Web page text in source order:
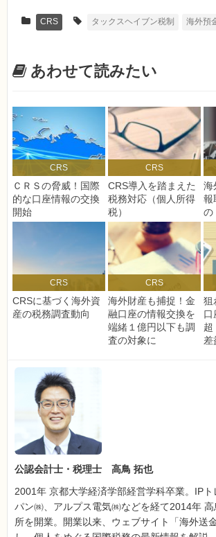
CRS タックスヘイブン税制 海外預
あわせて読みたい
CRS
ＣＲＳの脅威！国際
的な口座情報の交換
開始
CRS
CRS導入を踏まえた
税務対応（個人所得
税）
海
報
の
CRS
CRSに基づく海外資
産の税務調査動向
CRS
海外財産も捕捉！金
融口座の情報交換を
端緒１億円以下も調
査の対象に
狙
口
超
差
公認会計士・税理士 高鳥 拓也
2001年 京都大学経済学部経営学科卒業。IPト
パン㈱、アルプス電気㈱などを経て2014年
所を開業。開業以来、ウェブサイト「海外送